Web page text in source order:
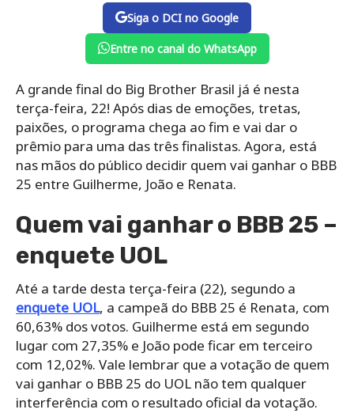
Siga o DCI no Google
Entre no canal do WhatsApp
A grande final do Big Brother Brasil já é nesta
terça-feira, 22! Após dias de emoções, tretas,
paixões, o programa chega ao fim e vai dar o
prêmio para uma das três finalistas. Agora, está
nas mãos do público decidir quem vai ganhar o BBB
25 entre Guilherme, João e Renata.
Quem vai ganhar o BBB 25 –
enquete UOL
Até a tarde desta terça-feira (22), segundo a
enquete UOL, a campeã do BBB 25 é Renata, com
60,63% dos votos. Guilherme está em segundo
lugar com 27,35% e João pode ficar em terceiro
com 12,02%. Vale lembrar que a votação de quem
vai ganhar o BBB 25 do UOL não tem qualquer
interferência com o resultado oficial da votação.